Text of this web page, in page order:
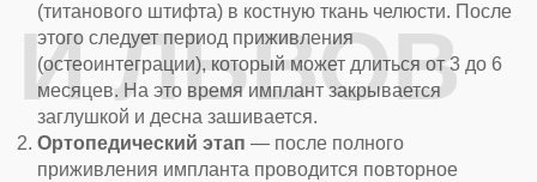
И ЛЬВОВ
(титанового штифта) в костную ткань челюсти. После
этого следует период приживления
(остеоинтеграции), который может длиться от 3 до 6
месяцев. На это время имплант закрывается
заглушкой и десна зашивается.
Ортопедический этап — после полного
приживления импланта проводится повторное